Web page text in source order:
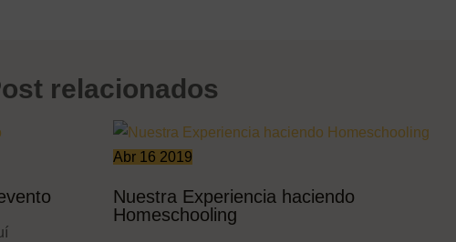
relacionados
Abr 16 2019
Nuestra Experiencia haciendo
Homeschooling